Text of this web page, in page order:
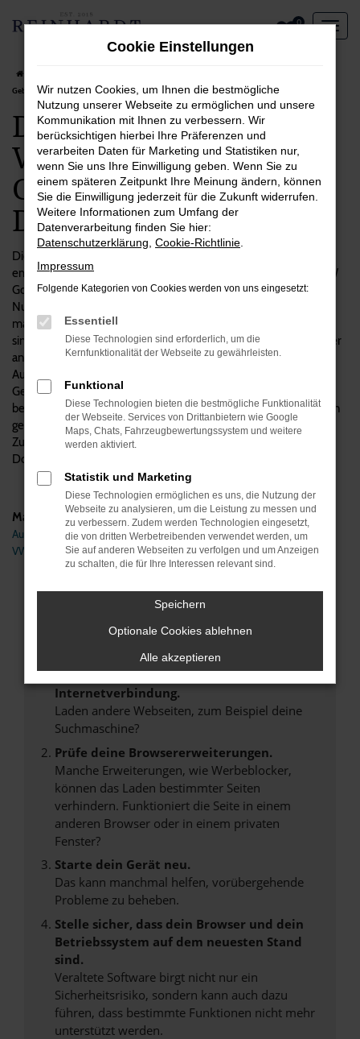
Zum
0
Gebrauchtwagen in Dortmund
Das spricht für einen
VW Golf
Gebrauchtwagen in
Dortmund
Die Entscheidung zugunsten eines Autos ist immer zugleich
emotional wie vom Verstand geprägt. Das gilt auch für unsere VW
Golf Gebrauchtwagen, die einerseits einen hohen praktischen
Nutzen aufweisen, andererseits aber auch eine Menge Spaß
machen. Wenn Sie viel in Dortmund und Umgebung unterwegs
sind, eignet sich dieses Modell ausgezeichnet und überzeugt unter
anderem durch seine Langlebigkeit und Qualität. Bei Reinhardt
Automobile verstehen wir uns als Experten für VW
Gebrauchtwagen, was natürlich auch den Golf einschließt. Wir
beraten kompetent und vom Hersteller unabhängig, beantworten
gerne Ihre Fragen und übernehmen auf Wunsch auch den
Zulassungsservice und die Lieferung direkt zu Ihnen nach
Dortmund.
Marken
Audi
VW
Fehler: Network Error
Beim Laden ist ein Fehler aufgetreten.
Überprüfe deine Firewall und deine
Internetverbindung.
Laden andere Webseiten, zum Beispiel deine
Suchmaschine?
Prüfe deine Browsererweiterungen.
Manche Erweiterungen, wie Werbeblocker,
können das Laden bestimmter Seiten
verhindern. Funktioniert die Seite in einem
anderen Browser oder in einem privaten
Fenster?
Starte dein Gerät neu.
Das kann manchmal helfen, vorübergehende
Probleme zu beheben.
Stelle sicher, dass dein Browser und dein
Betriebssystem auf dem neuesten Stand
sind.
Veraltete Software birgt nicht nur ein
Sicherheitsrisiko, sondern kann auch dazu
führen, dass bestimmte Funktionen nicht mehr
unterstützt werden.
Cookie Einstellungen
Wir nutzen Cookies, um Ihnen die bestmögliche
Nutzung unserer Webseite zu ermöglichen und unsere
Kommunikation mit Ihnen zu verbessern. Wir
berücksichtigen hierbei Ihre Präferenzen und
verarbeiten Daten für Marketing und Statistiken nur,
wenn Sie uns Ihre Einwilligung geben. Wenn Sie zu
einem späteren Zeitpunkt Ihre Meinung ändern, können
Sie die Einwilligung jederzeit für die Zukunft widerrufen.
Weitere Informationen zum Umfang der
Datenverarbeitung finden Sie hier:
Datenschutzerklärung Cookie-Richtlinie
Impressum
Folgende Kategorien von Cookies werden von uns eingesetzt:
Essentiell
Diese Technologien sind erforderlich, um die
Kernfunktionalität der Webseite zu gewährleisten.
Funktional
Diese Technologien bieten die bestmögliche Funktionalität
der Webseite. Services von Drittanbietern wie Google
Maps, Chats, Fahrzeugbewertungssystem und weitere
werden aktiviert.
Statistik und Marketing
Diese Technologien ermöglichen es uns, die Nutzung der
Webseite zu analysieren, um die Leistung zu messen und
zu verbessern. Zudem werden Technologien eingesetzt,
die von dritten Werbetreibenden verwendet werden, um
Sie auf anderen Webseiten zu verfolgen und um Anzeigen
zu schalten, die für Ihre Interessen relevant sind.
Speichern
Optionale Cookies ablehnen
Alle akzeptieren